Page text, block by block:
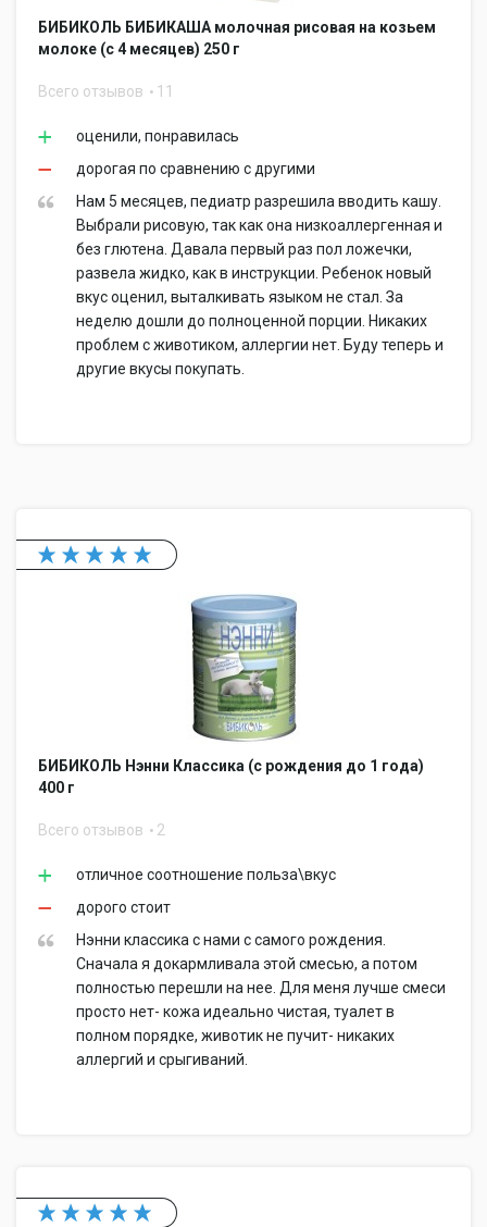
БИБИКОЛЬ БИБИКАША молочная рисовая на козьем
молоке (с 4 месяцев) 250 г
Всего отзывов 11
оценили, понравилась
дорогая по сравнению с другими
Нам 5 месяцев, педиатр разрешила вводить кашу.
Выбрали рисовую, так как она низкоаллергенная и
без глютена. Давала первый раз пол ложечки,
развела жидко, как в инструкции. Ребенок новый
вкус оценил, выталкивать языком не стал. За
неделю дошли до полноценной порции. Никаких
проблем с животиком, аллергии нет. Буду теперь и
другие вкусы покупать.
БИБИКОЛЬ Нэнни Классика (с рождения до 1 года)
400 г
Всего отзывов 2
отличное соотношение польза\вкус
дорого стоит
Нэнни классика с нами с самого рождения.
Сначала я докармливала этой смесью, а потом
полностью перешли на нее. Для меня лучше смеси
просто нет- кожа идеально чистая, туалет в
полном порядке, животик не пучит- никаких
аллергий и срыгиваний.